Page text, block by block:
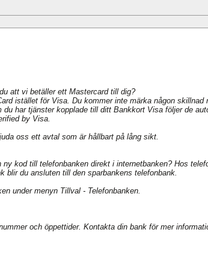
att vi betäller ett Mastercard till dig?
istället för Visa. Du kommer inte märka någon
har tjänster kopplade till ditt Bankkort Visa följer de
by Visa.
oss ett avtal som är hållbart på lång sikt.
kod till telefonbanken direkt i internetbanken? Hos
blir du ansluten till den sparbankens telefonbank.
under menyn Tillval - Telefonbanken.
och öppettider. Kontakta din bank för mer